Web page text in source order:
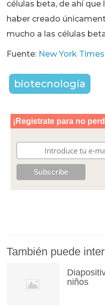
células beta, de ahí
haber creado
mucho a las células
Fuente: New York Times
biotecnología
También puede
niños